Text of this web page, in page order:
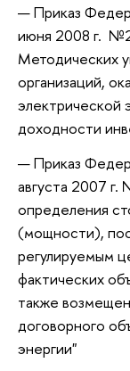
Приказ
июня 2008 г.
Методических
организаций,
электрической
доходности
Приказ
августа 2007
определения
(мощности),
регулируемым
фактических
также
договорного
энергии"